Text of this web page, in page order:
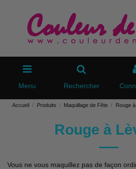
Menu Rechercher
Accueil Produits Maquillage de Fête Rouge
Rouge à
Vous ne vous maquillez pas de façon